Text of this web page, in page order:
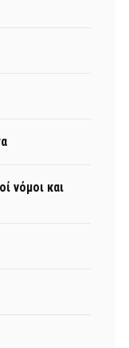
νόμοι και